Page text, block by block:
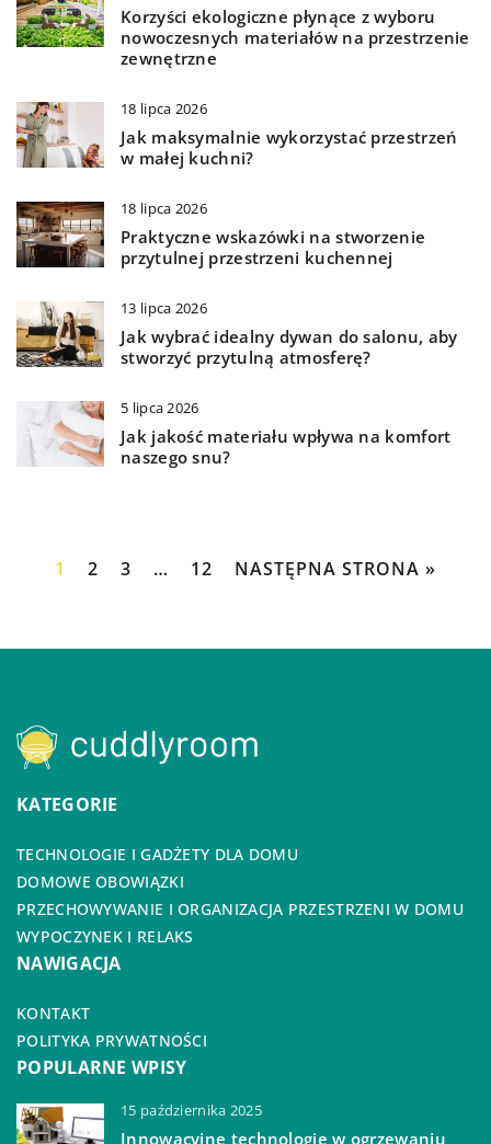
Korzyści ekologiczne płynące z wyboru
nowoczesnych materiałów na przestrzenie
zewnętrzne
18 lipca 2026
Jak maksymalnie wykorzystać przestrzeń
w małej kuchni?
18 lipca 2026
Praktyczne wskazówki na stworzenie
przytulnej przestrzeni kuchennej
13 lipca 2026
Jak wybrać idealny dywan do salonu, aby
stworzyć przytulną atmosferę?
5 lipca 2026
Jak jakość materiału wpływa na komfort
naszego snu?
1 2 3 … 12 NASTĘPNA STRONA »
KATEGORIE
TECHNOLOGIE I GADŻETY DLA DOMU
DOMOWE OBOWIĄZKI
PRZECHOWYWANIE I ORGANIZACJA PRZESTRZENI W DOMU
WYPOCZYNEK I RELAKS
NAWIGACJA
KONTAKT
POLITYKA PRYWATNOŚCI
POPULARNE WPISY
15 października 2025
Innowacyjne technologie w ogrzewaniu